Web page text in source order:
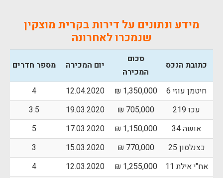
מידע ונתונים על דירות בקרית מוצקין
שנמכרו לאחרונה
כתובת הנכס
סכום
המכירה
יום המכירה מספר חדרים
חיטמן עוזי 6 1,350,000 ₪
12.04.2020
4
עכו 219
705,000 ₪
19.03.2020
3.5
אושה 34
1,150,000 ₪
17.03.2020
5
כצנלסון 25
770,000 ₪
15.03.2020
3
אח"י אילת 11
1,255,000 ₪
12.03.2020
4